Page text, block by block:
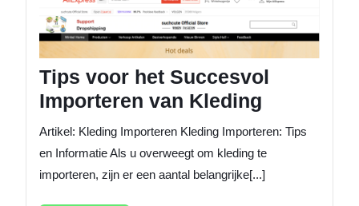
Tips voor het Succesvol
Importeren van Kleding
Artikel: Kleding Importeren Kleding Importeren: Tips
en Informatie Als u overweegt om kleding te
importeren, zijn er een aantal belangrijke[...]